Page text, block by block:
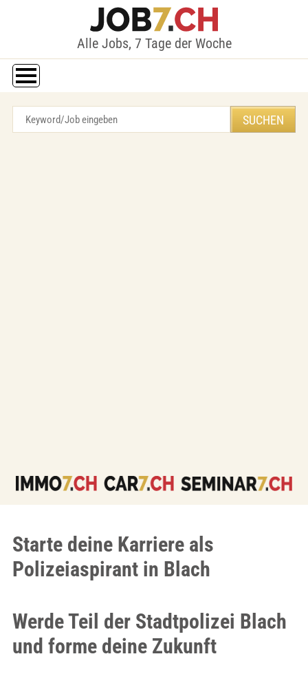
Alle Jobs, 7 Tage der Woche
Starte deine Karriere als
Polizeiaspirant in Blach
Werde Teil der Stadtpolizei Blach
und forme deine Zukunft